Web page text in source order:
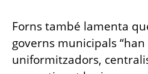
Forns també lamenta
governs municipals
uniformitzadors,